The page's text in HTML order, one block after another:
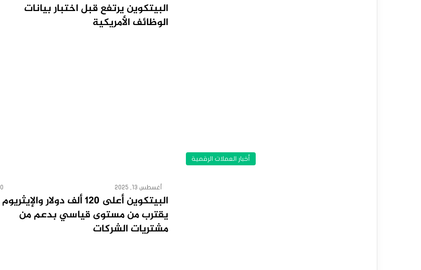
أخبار العملات الرقمية
البيتكوين يرتفع قبل اختبار بيانات
الوظائف الأمريكية
أغسطس 13, 2025 0
البيتكوين أعلى 120 ألف دولار والإيثريوم
يقترب من مستوى قياسي بدعم من
مشتريات الشركات